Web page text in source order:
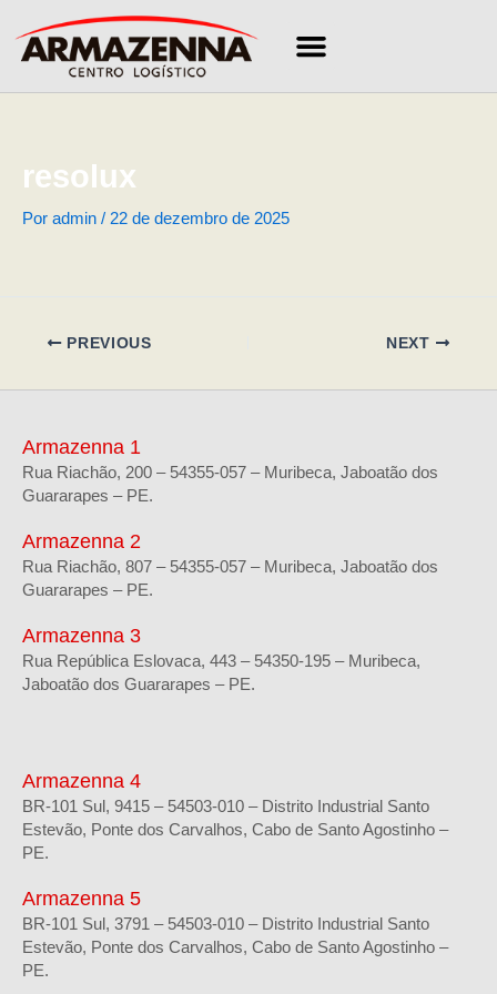
para
conteúdo
resolux
Por admin / 22 de dezembro de 2025
PREVIOUS NEXT
Armazenna 1
Rua Riachão, 200 – 54355-057 – Muribeca, Jaboatão dos
Guararapes – PE.
Armazenna 2
Rua Riachão, 807 – 54355-057 – Muribeca, Jaboatão dos
Guararapes – PE.
Armazenna 3
Rua República Eslovaca, 443 – 54350-195 – Muribeca,
Jaboatão dos Guararapes – PE.
Armazenna 4
BR-101 Sul, 9415 – 54503-010 – Distrito Industrial Santo
Estevão, Ponte dos Carvalhos, Cabo de Santo Agostinho –
PE.
Armazenna 5
BR-101 Sul, 3791 – 54503-010 – Distrito Industrial Santo
Estevão, Ponte dos Carvalhos, Cabo de Santo Agostinho –
PE.